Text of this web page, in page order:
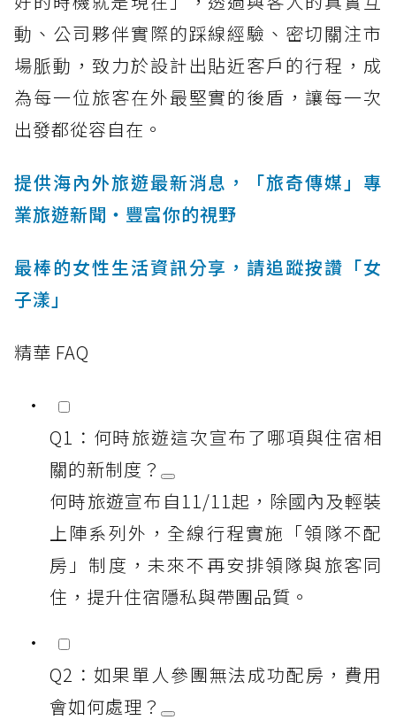
動、公司夥伴實際的踩線經驗、密切關注市
場脈動，致力於設計出貼近客戶的行程，成
為每一位旅客在外最堅實的後盾，讓每一次
出發都從容自在。
提供海內外旅遊最新消息，「旅奇傳媒」專
業旅遊新聞‧豐富你的視野
最棒的女性生活資訊分享，請追蹤按讚「女
子漾」
精華 FAQ
Q1：何時旅遊這次宣布了哪項與住宿相
關的新制度？
何時旅遊宣布自11/11起，除國內及輕裝
上陣系列外，全線行程實施「領隊不配
房」制度，未來不再安排領隊與旅客同
住，提升住宿隱私與帶團品質。
Q2：如果單人參團無法成功配房，費用
會如何處理？